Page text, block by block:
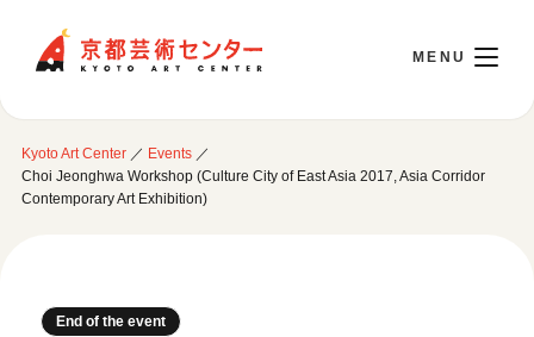
日本語
Kyoto Art Center／ Events／
Choi Jeonghwa Workshop (Culture City of East Asia 2017, Asia Corridor
Contemporary Art Exhibition)
End of the event